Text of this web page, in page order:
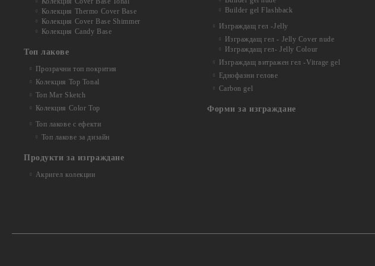
Колекция Thermo Cover Base
Колекция Cover Base Shimmer
Колекция Candy Base
Топ лакове
Прозрачни топ покрития
Колекция Top Tonal
Топ Мат Sketch
Колекция Color Top
Топ лакове с ефекти
Топ лакове за дизайн
Продукти за изграждане
Акригел колекции
Builder gel Flashback
Изграждащ гел -Jelly
Изграждащ гел - Jelly Cover nude
Изграждащ гел- Jelly Colour
Изграждащ витражен гел -Vitrage gel
Еднофазни гелове
Carbon gel
Форми за изграждане